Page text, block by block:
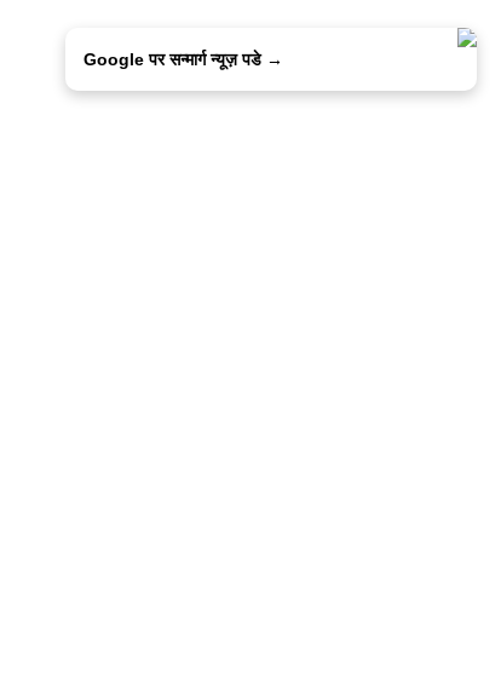
Google पर सन्मार्ग न्यूज़ पडे →